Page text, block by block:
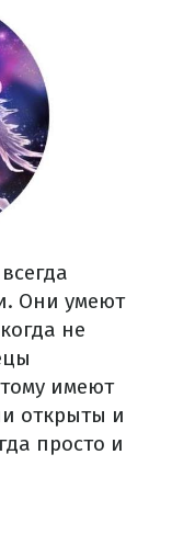
Они умеют
не
имеют
открыты и
просто и